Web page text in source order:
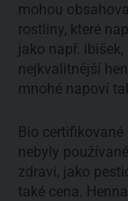
mohou
rostliny, které
jako např.
nejkvalitnější
mnohé napoví
Bio certifikované
nebyly
zdraví, jako
také cena.